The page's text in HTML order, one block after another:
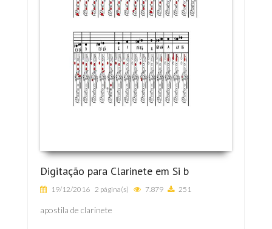
Digitação para Clarinete em Si b
19/12/2016 2 página(s) 7.879 251
apostila de clarinete